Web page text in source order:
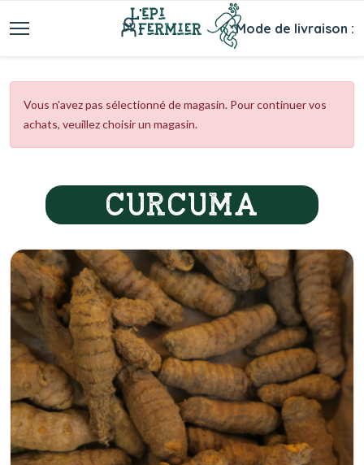
Mode de livraison :
Vous n'avez pas sélectionné de magasin. Pour continuer vos
achats, veuillez choisir un magasin.
CURCUMA